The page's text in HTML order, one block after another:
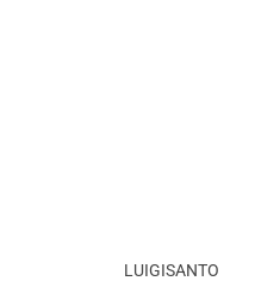
LUIGISANTO